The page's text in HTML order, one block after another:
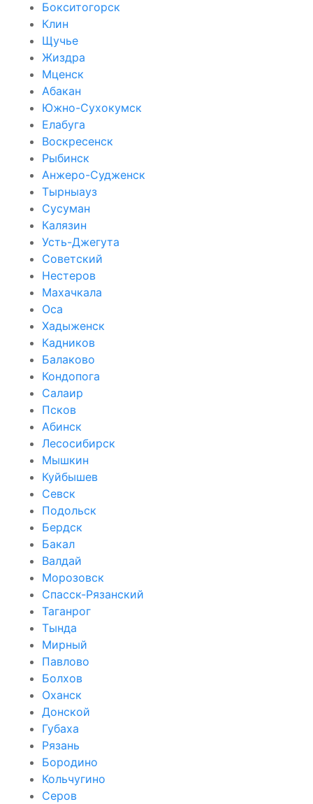
Бокситогорск
Клин
Щучье
Жиздра
Мценск
Абакан
Южно-Сухокумск
Елабуга
Воскресенск
Рыбинск
Анжеро-Судженск
Тырныауз
Сусуман
Калязин
Усть-Джегута
Советский
Нестеров
Махачкала
Оса
Хадыженск
Кадников
Балаково
Кондопога
Салаир
Псков
Абинск
Лесосибирск
Мышкин
Куйбышев
Севск
Подольск
Бердск
Бакал
Валдай
Морозовск
Спасск-Рязанский
Таганрог
Тында
Мирный
Павлово
Болхов
Оханск
Донской
Губаха
Рязань
Бородино
Кольчугино
Серов